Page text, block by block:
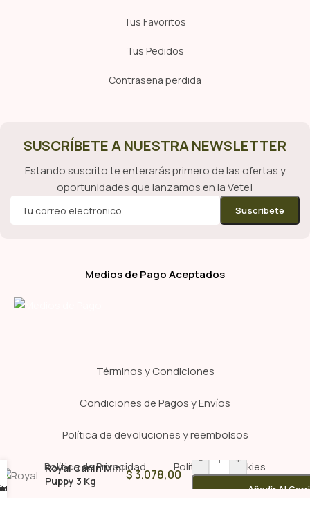
Tus Favoritos
Tus Pedidos
Contraseña perdida
SUSCRÍBETE A NUESTRA NEWSLETTER
Estando suscrito te enterarás primero de las ofertas y
oportunidades que lanzamos en la Vete!
Medios de Pago Aceptados
Términos y Condiciones
Condiciones de Pagos y Envíos
Política de devoluciones y reembolsos
Política de Privacidad Política de Cookies
Royal Canin Mini
Puppy 3 Kg
$3.078,00
- +
Añadir Al